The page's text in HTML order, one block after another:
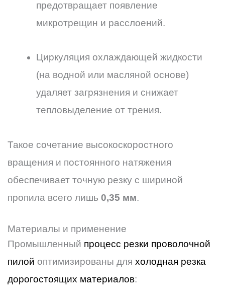
предотвращает появление
микротрещин и расслоений.
Циркуляция охлаждающей жидкости
(на водной или масляной основе)
удаляет загрязнения и снижает
тепловыделение от трения.
Такое сочетание высокоскоростного
вращения и постоянного натяжения
обеспечивает точную резку с шириной
пропила всего лишь 0,35 мм.
Материалы и применение
Промышленный процесс резки проволочной
пилой оптимизированы для холодная резка
дорогостоящих материалов: